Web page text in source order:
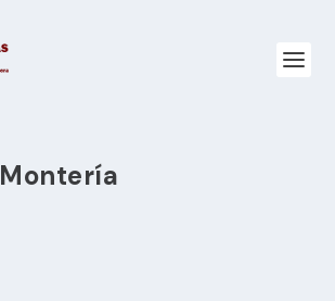
Montería